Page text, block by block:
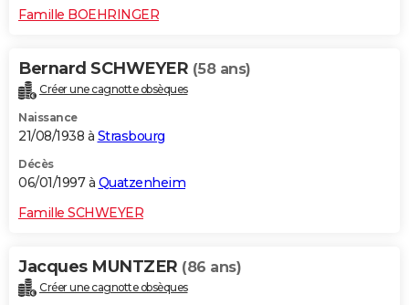
Famille BOEHRINGER
Bernard SCHWEYER (58 ans)
Créer une cagnotte obsèques
Naissance
21/08/1938 à Strasbourg
Décès
06/01/1997 à Quatzenheim
Famille SCHWEYER
Jacques MUNTZER (86 ans)
Créer une cagnotte obsèques